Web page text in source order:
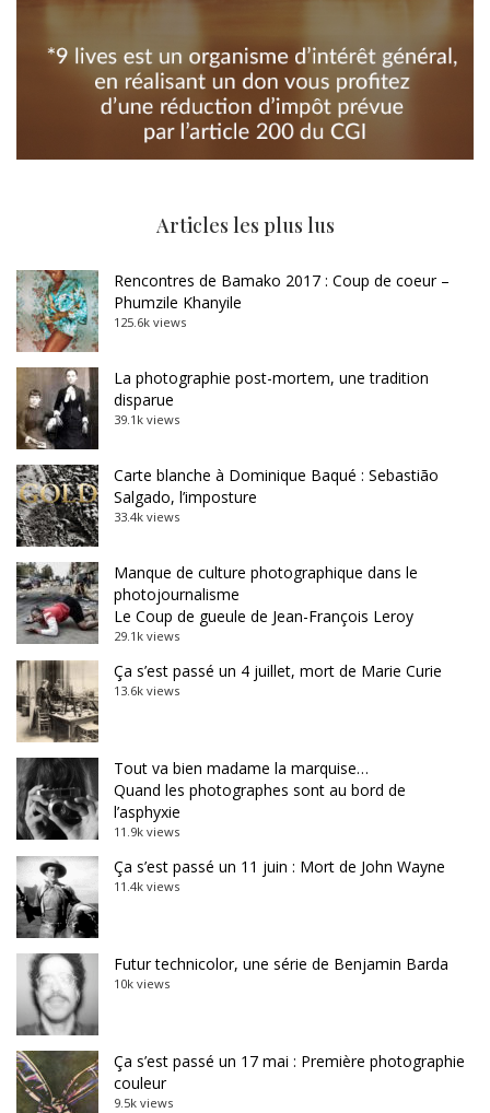
Articles les plus lus
Rencontres de Bamako 2017 : Coup de coeur –
Phumzile Khanyile
125.6k views
La photographie post-mortem, une tradition
disparue
39.1k views
Carte blanche à Dominique Baqué : Sebastião
Salgado, l’imposture
33.4k views
Manque de culture photographique dans le
photojournalisme
Le Coup de gueule de Jean-François Leroy
29.1k views
Ça s’est passé un 4 juillet, mort de Marie Curie
13.6k views
Tout va bien madame la marquise…
Quand les photographes sont au bord de
l’asphyxie
11.9k views
Ça s’est passé un 11 juin : Mort de John Wayne
11.4k views
Futur technicolor, une série de Benjamin Barda
10k views
Ça s’est passé un 17 mai : Première photographie
couleur
9.5k views